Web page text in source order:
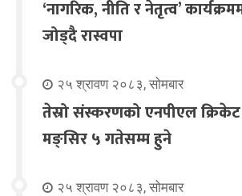
‘नागरिक, नीति र नेतृत्व’
जोड्दै रास्वपा
२५ श्रावण २०८३, सोमबार
तेस्रो संस्करणको एनपीएल
मङ्सिर ५ गतेसम्म हुने
२५ श्रावण २०८३, सोमबार